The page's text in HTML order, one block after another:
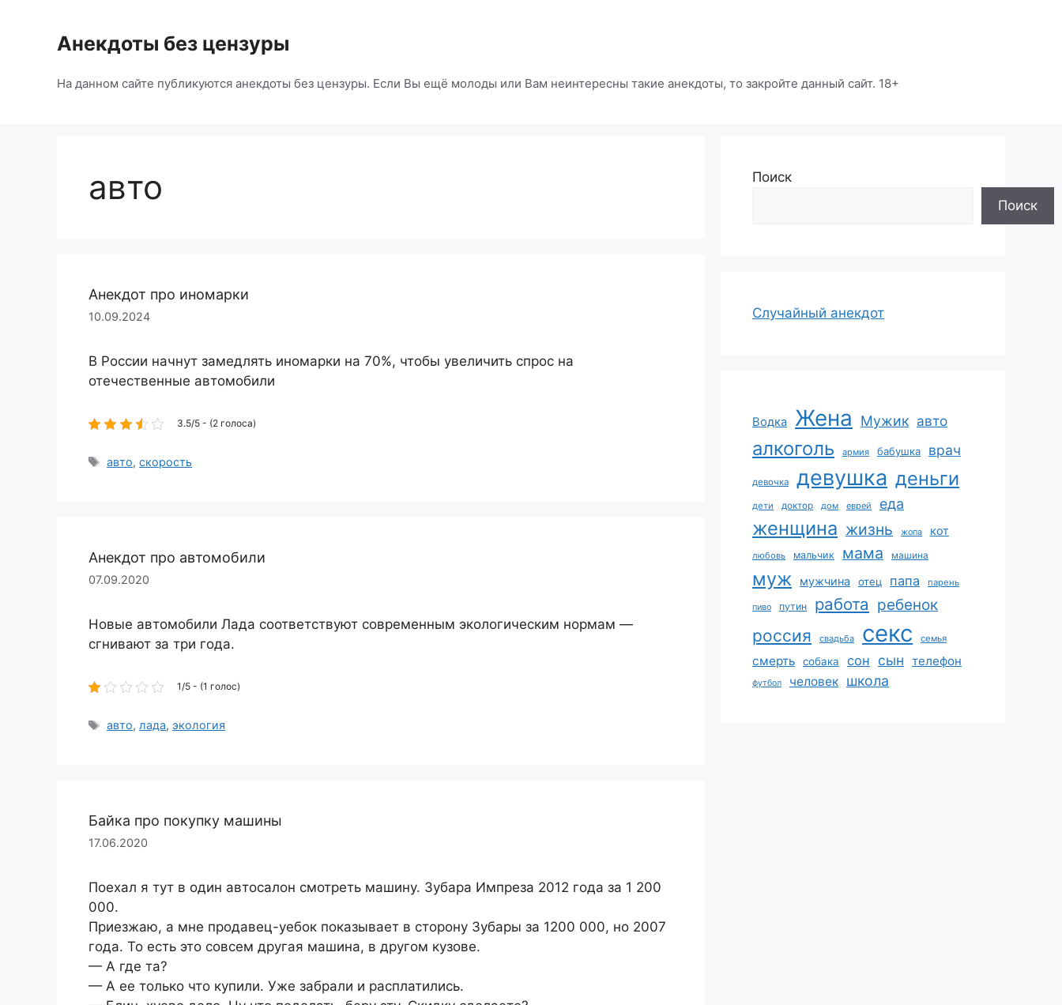
содержимомуАнекдоты без цензуры
На данном сайте публикуются анекдоты без цензуры. Если Вы ещё молоды или Вам неинтересны такие анекдоты, то закройте данный сайт. 18+
авто
Анекдот про иномарки
10.09.2024
В России начнут замедлять иномарки на 70%, чтобы увеличить спрос на
отечественные автомобили
3.5/5 - (2 голоса)
Метки
авто,скорость
Анекдот про автомобили
07.09.2020
Новые автомобили Лада соответствуют современным экологическим нормам —
сгнивают за три года.
1/5 - (1 голос)
Метки
авто, лада,экология
Байка про покупку машины
17.06.2020
Поехал я тут в один автосалон смотреть машину. Зубара Импреза 2012 года за 1 200
000.
Приезжаю, а мне продавец-уебок показывает в сторону Зубары за 1200 000, но 2007
года. То есть это совсем другая машина, в другом кузове.
— А где та?
— А ее только что купили. Уже забрали и расплатились.
Поиск
Поиск
Случайный анекдот
Водка Жена Мужик авто
алкоголь армия бабушка врач
девочка девушка деньги
дети доктор дом еврей еда
женщина жизнь жопа кот
любовь мальчик мама машина
муж мужчина отец папа парень
пиво путин работа ребенок
россия свадьба секс семья
смерть собака сон сын телефон
футбол человек школа